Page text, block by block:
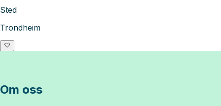
Sted
Trondheim
Om oss